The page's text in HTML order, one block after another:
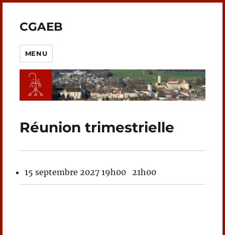
CGAEB
MENU
Réunion trimestrielle
15 septembre 2027 19h00 21h00